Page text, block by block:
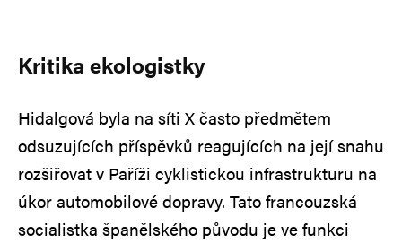
Kritika ekologistky
Hidalgová byla na síti X často předmětem
odsuzujících příspěvků reagujících na její snahu
rozšiřovat v Paříži cyklistickou infrastrukturu na
úkor automobilové dopravy. Tato francouzská
socialistka španělského původu je ve funkci